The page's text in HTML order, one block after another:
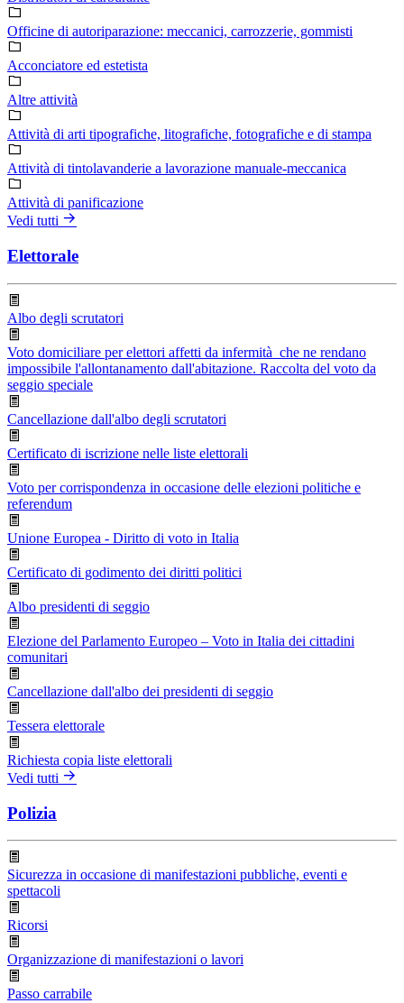
Officine di autoriparazione: meccanici, carrozzerie, gommisti
Acconciatore ed estetista
Altre attività
Attività di arti tipografiche, litografiche, fotografiche e di stampa
Attività di tintolavanderie a lavorazione manuale-meccanica
Attività di panificazione
Vedi tutti
Elettorale
Albo degli scrutatori
Voto domiciliare per elettori affetti da infermità che ne rendano
impossibile l'allontanamento dall'abitazione. Raccolta del voto da
seggio speciale
Cancellazione dall'albo degli scrutatori
Certificato di iscrizione nelle liste elettorali
Voto per corrispondenza in occasione delle elezioni politiche e
referendum
Unione Europea - Diritto di voto in Italia
Certificato di godimento dei diritti politici
Albo presidenti di seggio
Elezione del Parlamento Europeo – Voto in Italia dei cittadini
comunitari
Cancellazione dall'albo dei presidenti di seggio
Tessera elettorale
Richiesta copia liste elettorali
Vedi tutti
Polizia
Sicurezza in occasione di manifestazioni pubbliche, eventi e
spettacoli
Ricorsi
Organizzazione di manifestazioni o lavori
Passo carrabile